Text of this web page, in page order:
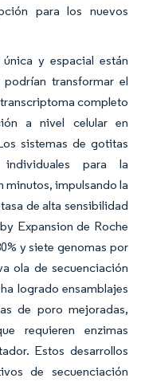
para los nuevos
y espacial están
transformar el
completo
a nivel celular en
sistemas de gotitas
individuales para la
minutos, impulsando la
de alta sensibilidad
Expansion de Roche
y siete genomas por
ola de secuenciación
logrado ensamblajes
de poro mejoradas,
requieren enzimas
Estos desarrollos
de secuenciación